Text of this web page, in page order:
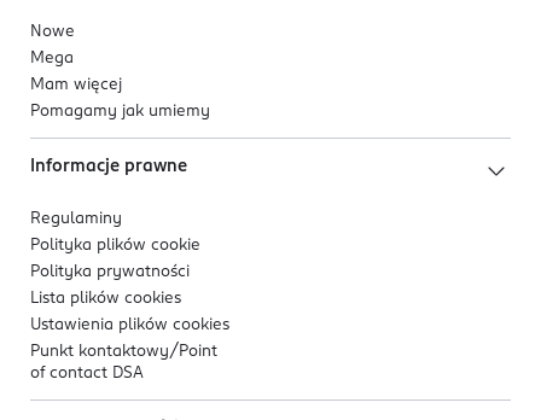
Nowe
Mega
Mam więcej
Pomagamy jak umiemy
Informacje prawne
Regulaminy
Polityka plików cookie
Polityka prywatności
Lista plików cookies
Ustawienia plików cookies
Punkt kontaktowy/ Point
of contact DSA